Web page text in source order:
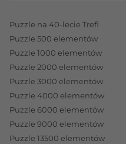
Puzzle na 40-lecie Trefl
Puzzle 500 elementów
Puzzle 1000 elementów
Puzzle 2000 elementów
Puzzle 3000 elementów
Puzzle 4000 elementów
Puzzle 6000 elementów
Puzzle 9000 elementów
Puzzle 13500 elementów